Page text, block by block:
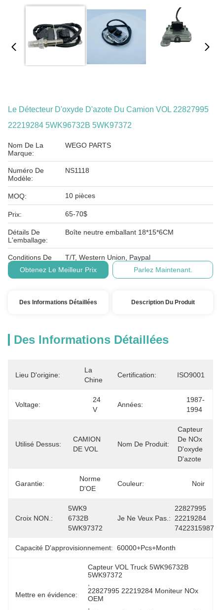
Le Détecteur D'oxyde D'azote Du Camion VOL 22827995
22219284 5WK96732B 5WK97372
Nom De La
Marque:
WEGO PARTS
Numéro De
Modèle:
NS1118
MOQ: 10 pièces
Prix: 65-70$
Détails De
L'emballage:
Boîte neutre emballant 18*15*6CM
Conditions De
Paiement:
T/T, Western Union, Paypal
Obtenez Le Meilleur Prix
Parlez Maintenant.
Des Informations Détaillées Description Du Produit
Des Informations Détaillées
Lieu D'origine:
La
Chine
Certification: ISO9001
Voltage:
24
V
Années:
1987-
1994
Utilisé Dessus:
CAMION
DE VOL
Nom De Produit:
Capteur
De NOx
D'oxyde
D'azote
Garantie:
Norme
D'OE
Couleur: Noir
Croix NON.:
5WK9
6732B
5WK97372
Je Ne Veux Pas.:
22827995
22219284
7422315987
Capacité D'approvisionnement: 60000+Pcs+Month
Mettre en évidence:
Capteur VOL Truck 5WK96732B
5WK97372
22827995 22219284 Moniteur NOx
OEM